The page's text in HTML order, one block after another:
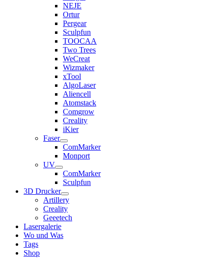
NEJE
Ortur
Pergear
Sculpfun
TOOCAA
Two Trees
WeCreat
Wizmaker
xTool
AlgoLaser
Aliencell
Atomstack
Comgrow
Creality
iKier
Faser
ComMarker
Monport
UV
ComMarker
Sculpfun
3D Drucker
Artillery
Creality
Geeetech
Lasergalerie
Wo und Was
Tags
Shop